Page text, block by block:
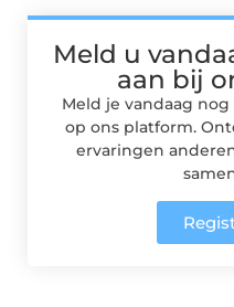
Meld u
aan bij
Meld je vandaag
op ons platform.
ervaringen